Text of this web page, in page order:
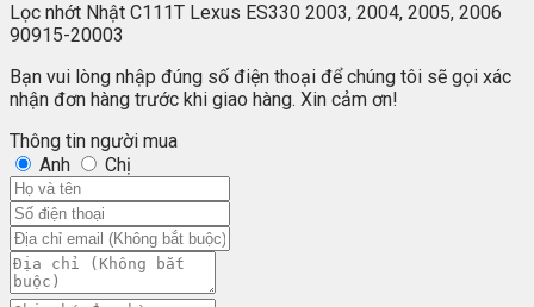
Lọc nhớt Nhật C111T Lexus ES330 2003, 2004, 2005, 2006
90915-20003
Bạn vui lòng nhập đúng số điện thoại để chúng tôi sẽ gọi xác
nhận đơn hàng trước khi giao hàng. Xin cảm ơn!
Thông tin người mua
Anh
Chị